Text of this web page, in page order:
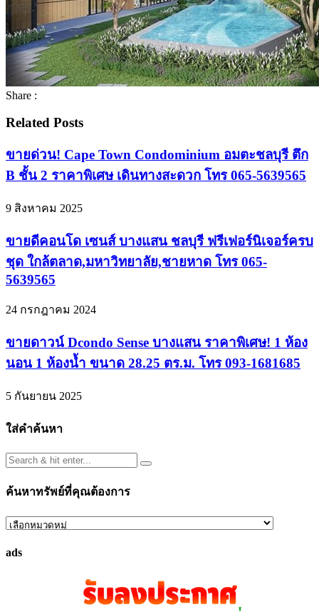
Share :
Related Posts
ขายด่วน! Cape Town Condominium อมตะชลบุรี ตึก
B ชั้น 2 ราคาพิเศษ เดินทางสะดวก โทร 065-5639565
9 สิงหาคม 2025
ขายดีคอนโด เซนส์ บางแสน ชลบุรี ฟรีเฟอร์นิเจอร์ครบ
ชุด ใกล้ตลาด,มหาวิทยาลัย,ชายหาด โทร 065-
5639565
24 กรกฎาคม 2024
ขายดาวน์ Dcondo Sense บางแสน ราคาพิเศษ! 1 ห้อง
นอน 1 ห้องน้ำ ขนาด 28.25 ตร.ม. โทร 093-1681685
5 กันยายน 2025
ใส่คำค้นหา
ค้นหาทรัพย์ที่คุณต้องการ
ค้นหา
ที่
ads